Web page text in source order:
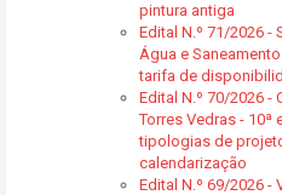
pintura antiga
Edital N.º 71/2026
Água e
tarifa de
Edital N.º 70/2026 -
Torres Vedras - 10ª
tipologias de
calendarização
Edital N.º 69/2026 -